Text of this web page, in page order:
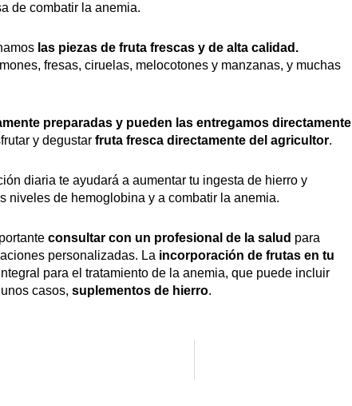
de combatir la anemia.
las piezas de fruta frescas y de alta calidad.
fresas, ciruelas, melocotones y manzanas, y muchas
preparadas y pueden las entregamos directamente
y degustar fruta fresca directamente del agricultor.
diaria te ayudará a aumentar tu ingesta de hierro y
niveles de hemoglobina y a combatir la anemia.
consultar con un profesional de la salud para
personalizadas. La incorporación de frutas en tu
para el tratamiento de la anemia, que puede incluir
casos,suplementos de hierro.